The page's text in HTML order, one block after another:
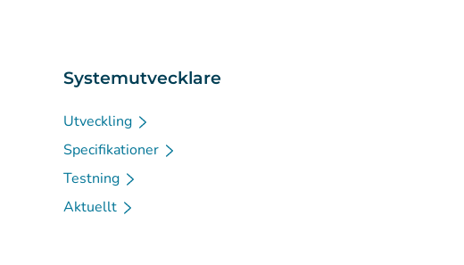
Systemutvecklare
Utveckling
Specifikationer
Testning
Aktuellt